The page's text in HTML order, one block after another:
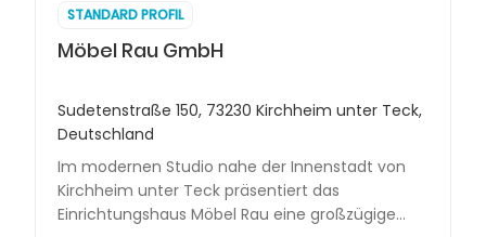
STANDARD PROFIL
Möbel Rau GmbH
Sudetenstraße 150, 73230 Kirchheim unter Teck,
Deutschland
Im modernen Studio nahe der Innenstadt von
Kirchheim unter Teck präsentiert das
Einrichtungshaus Möbel Rau eine großzügige